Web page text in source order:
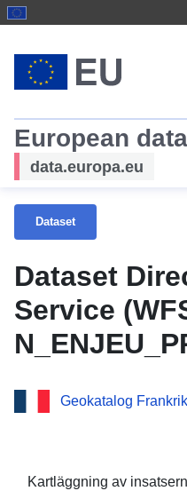
European data
data.europa.eu
Dataset
Dataset
Service
Geokatalog
Kartläggning av